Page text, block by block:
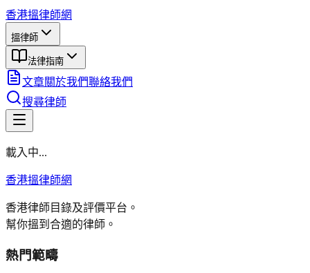
香港搵律師網
搵律師
法律指南
文章關於我們聯絡我們
搜尋律師
載入中...
香港搵律師網
香港律師目錄及評價平台。
幫你搵到合適的律師。
熱門範疇